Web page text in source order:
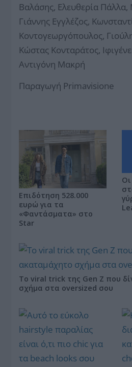
Βαλάσης, Ελευθερία
Γιάννης Εγγλέζος,
Κοντογεωργόπουλος,
Κώστας Κονταράτος,
Αντιγόνη Μακρή
Παραγωγή Primavisione
Επιδότηση 528.000
ευρώ για τα
«Φαντάσματα» στο
Star
Το viral trick της Gen Z που
σχήμα στα oversized σου